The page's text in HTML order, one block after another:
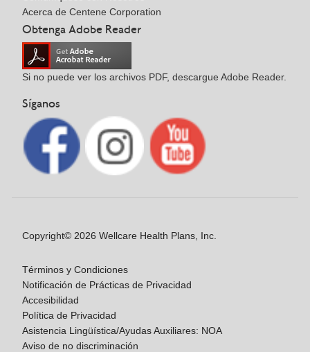
Acerca de Centene Corporation
Obtenga Adobe Reader
Si no puede ver los archivos PDF, descargue Adobe Reader.
Síganos
Copyright© 2026 Wellcare Health Plans, Inc.
Términos y Condiciones
Notificación de Prácticas de Privacidad
Accesibilidad
Política de Privacidad
Asistencia Lingüística/Ayudas Auxiliares: NOA
Aviso de no discriminación